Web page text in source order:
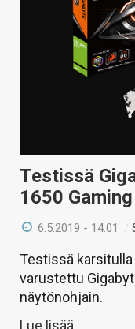
Testissä
1650
6.5.2019 - 14:01 /
Testissä
varustettu
näytönohjain.
Lue lisää